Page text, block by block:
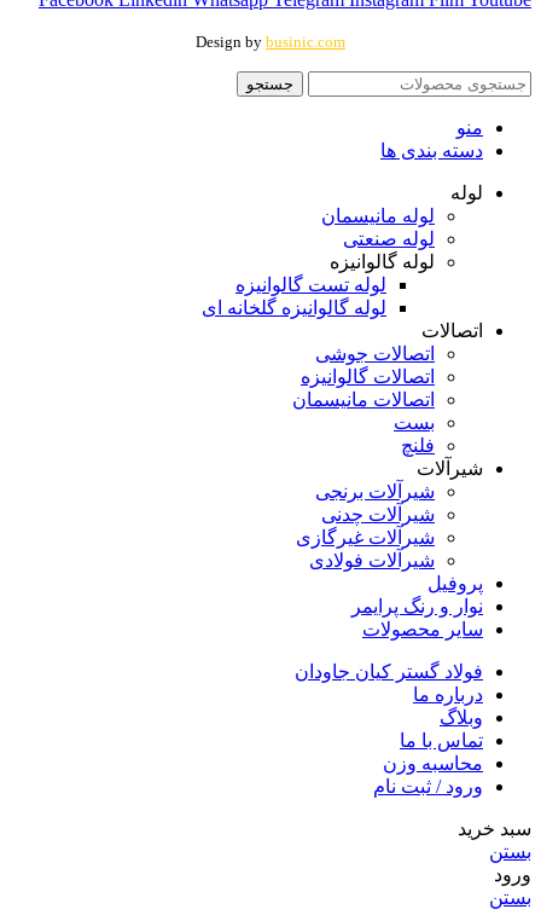
Design by businic.com
جستجو
منو
دسته بندی ها
لوله
لوله مانیسمان
لوله صنعتی
لوله گالوانیزه
لوله تست گالوانیزه
لوله گالوانیزه گلخانه ای
اتصالات
اتصالات جوشی
اتصالات گالوانیزه
اتصالات مانیسمان
بست
فلنچ
شیرآلات
شیرآلات برنجی
شیرآلات چدنی
شیرآلات غیرگازی
شیرآلات فولادی
پروفیل
نوار و رنگ پرایمر
سایر محصولات
فولاد گستر کیان جاودان
درباره ما
وبلاگ
تماس با ما
محاسبه وزن
ورود / ثبت نام
سبد خرید
بستن
ورود
بستن